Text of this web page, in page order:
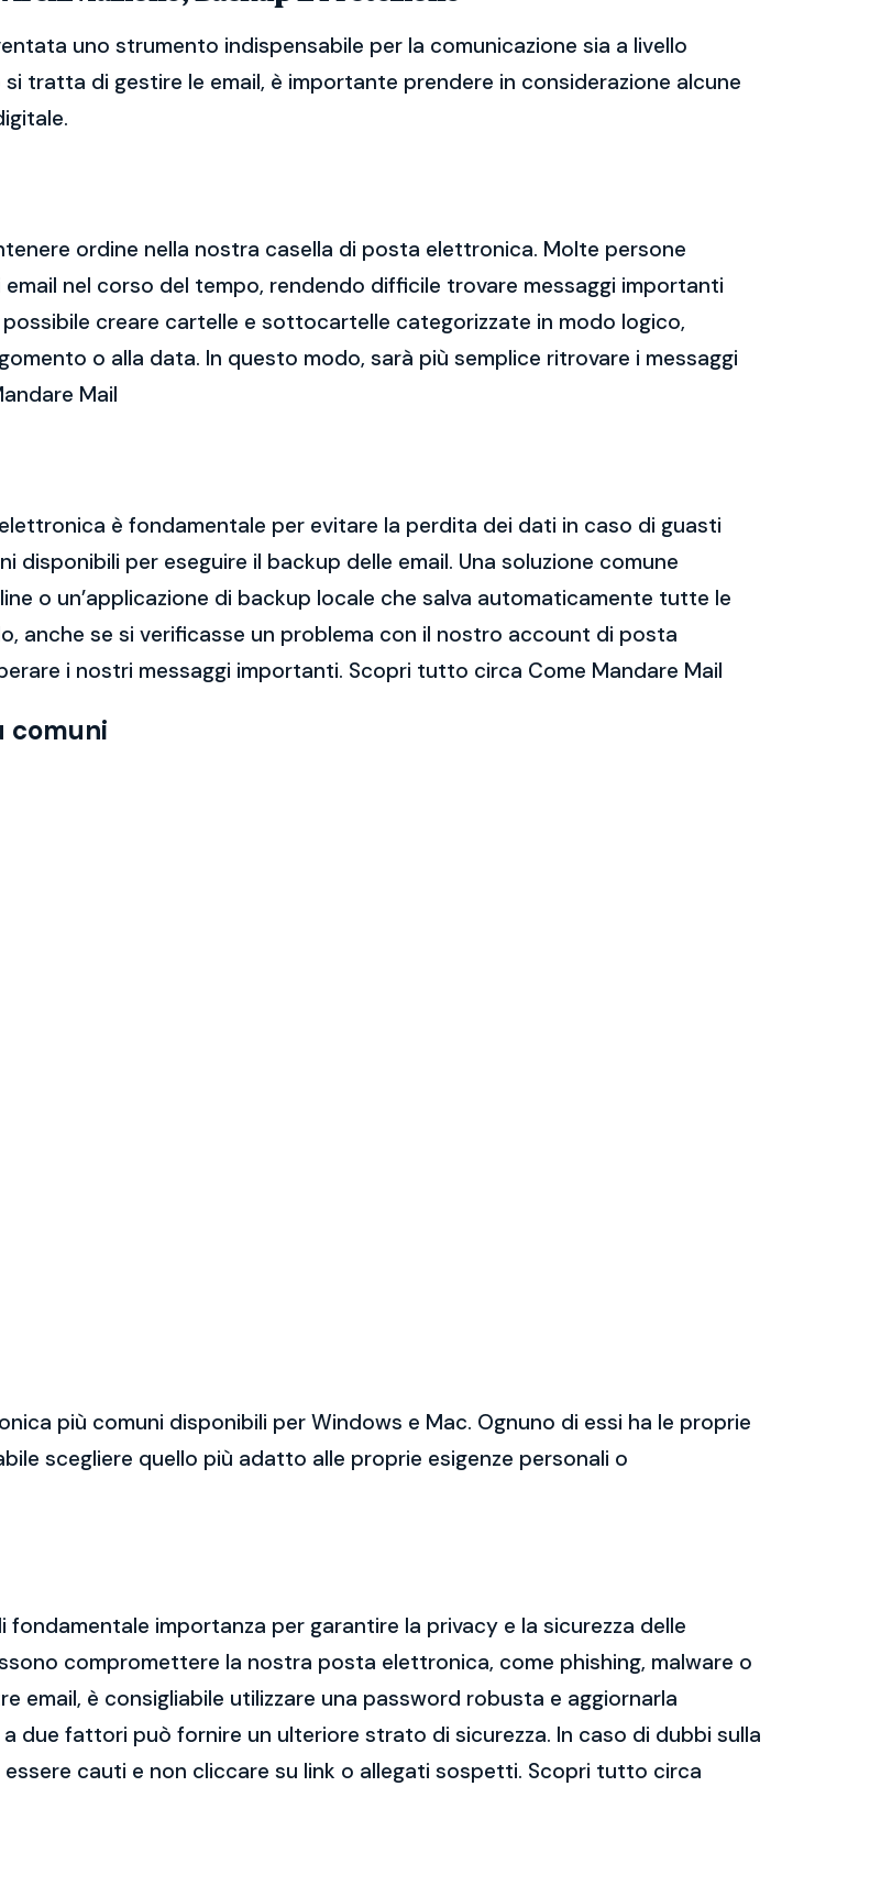
uno strumento indispensabile per la comunicazione sia a livello
tratta di gestire le email, è importante prendere in considerazione alcune
ordine nella nostra casella di posta elettronica. Molte persone
nel corso del tempo, rendendo difficile trovare messaggi importanti
creare cartelle e sottocartelle categorizzate in modo logico,
o alla data. In questo modo, sarà più semplice ritrovare i messaggi
Mail
è fondamentale per evitare la perdita dei dati in caso di guasti
disponibili per eseguire il backup delle email. Una soluzione comune
o un’applicazione di backup locale che salva automaticamente tutte le
anche se si verificasse un problema con il nostro account di posta
i nostri messaggi importanti. Scopri tutto circa Come Mandare Mail
comuni
più comuni disponibili per Windows e Mac. Ognuno di essi ha le proprie
scegliere quello più adatto alle proprie esigenze personali o
fondamentale importanza per garantire la privacy e la sicurezza delle
compromettere la nostra posta elettronica, come phishing, malware o
email, è consigliabile utilizzare una password robusta e aggiornarla
due fattori può fornire un ulteriore strato di sicurezza. In caso di dubbi sulla
essere cauti e non cliccare su link o allegati sospetti. Scopri tutto circa